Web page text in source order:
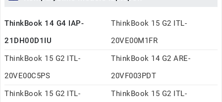
ThinkBook 14 G4 IAP-
21DH00D1IU
ThinkBook 15 G2 ITL-
20VE00M1FR
ThinkBook 15 G2 ITL-
20VE00C5PS
ThinkBook 14 G2 ARE-
20VF003PDT
ThinkBook 15 G2 ITL-
ThinkBook 15 G2 ITL-